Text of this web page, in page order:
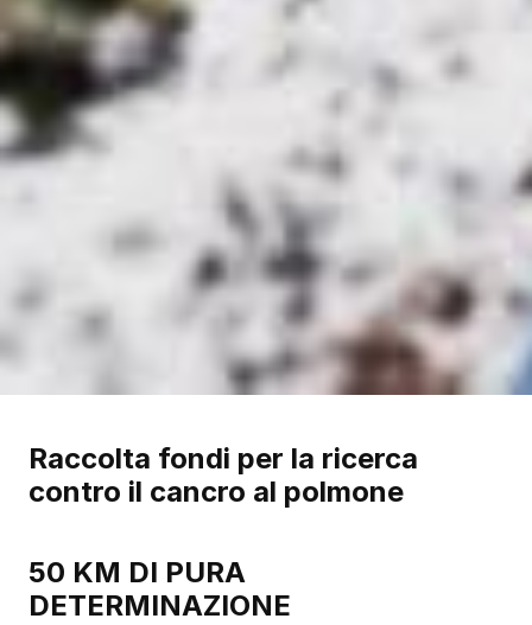
Raccolta fondi per la ricerca
contro il cancro al polmone
50 KM DI PURA
DETERMINAZIONE